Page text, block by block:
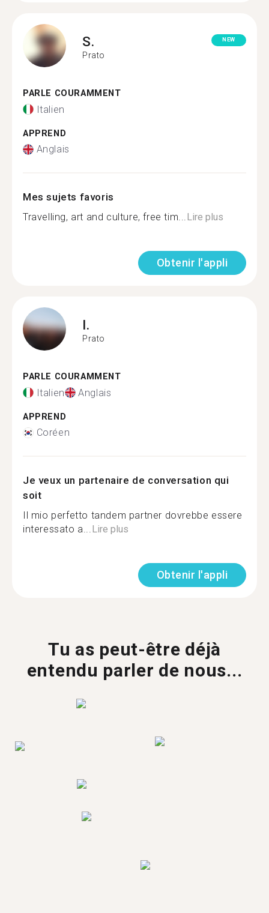
S.
Prato
NEW
PARLE COURAMMENT
Italien
APPREND
Anglais
Mes sujets favoris
Travelling, art and culture, free tim...Lire plus
Obtenir l'appli
I.
Prato
PARLE COURAMMENT
Italien Anglais
APPREND
Coréen
Je veux un partenaire de conversation qui
soit
Il mio perfetto tandem partner dovrebbe essere
interessato a...Lire plus
Obtenir l'appli
Tu as peut-être déjà
entendu parler de nous...